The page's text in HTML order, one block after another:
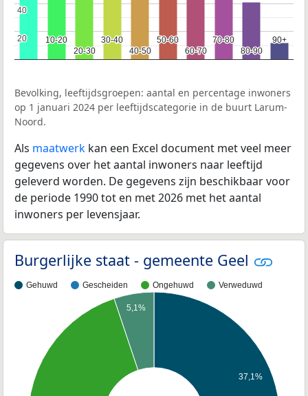
10-20
10-20
20-30
20-30
30-40
30-40
40-50
40-50
50-60
50-60
60-70
60-70
70-80
70-80
80-90
80-90
90+
90+
20
20
40
40
Bevolking, leeftijdsgroepen: aantal en percentage inwoners
op 1 januari 2024 per leeftijdscategorie in de buurt Larum-
Noord.
Als maatwerk kan een Excel document met veel meer
gegevens over het aantal inwoners naar leeftijd
geleverd worden. De gegevens zijn beschikbaar voor
de periode 1990 tot en met 2026 met het aantal
inwoners per levensjaar.
Burgerlijke staat - gemeente Geel
Gehuwd Gescheiden Ongehuwd Verweduwd
37,1%
5,1%